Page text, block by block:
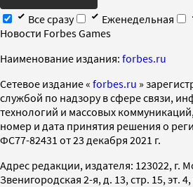
Все сразу
Еженедельная
Новости Forbes Games
Наименование издания: forbes.ru
Cетевое издание « forbes.ru »
службой по надзору в сфере связи,
технологий и массовых
номер и дата принятия решения о
ФС77-82431 от 23 декабря 2021 г.
Адрес редакции, издателя: 123022, г.
Звенигородская 2-я, д. 13, стр. 15, эт.